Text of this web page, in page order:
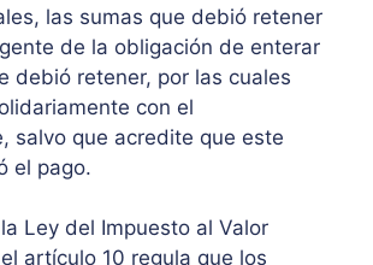
las sumas que debió retener
de la obligación de enterar
debió retener, por las cuales
con el
salvo que acredite que este
el pago.
Ley del Impuesto al Valor
artículo 10 regula que los